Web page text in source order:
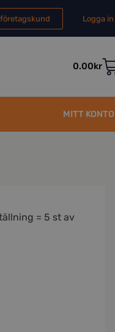
Logga in
0.00kr
MITT KONTO
= 5 st av